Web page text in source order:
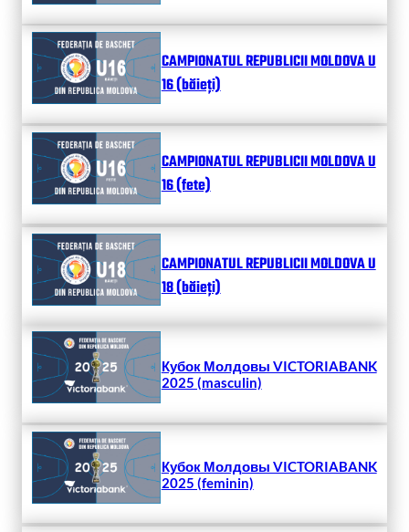
CAMPIONATUL REPUBLICII MOLDOVA U
16 (băieți)
CAMPIONATUL REPUBLICII MOLDOVA U
16 (fete)
CAMPIONATUL REPUBLICII MOLDOVA U
18 (băieți)
Кубок Молдовы VICTORIABANK
2025 (masculin)
Кубок Молдовы VICTORIABANK
2025 (feminin)